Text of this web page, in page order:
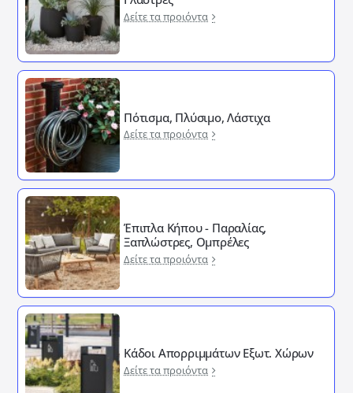
Δείτε τα προιόντα
Πότισμα, Πλύσιμο, Λάστιχα
Δείτε τα προιόντα
Έπιπλα Κήπου - Παραλίας,
Ξαπλώστρες, Ομπρέλες
Δείτε τα προιόντα
Κάδοι Απορριμμάτων Εξωτ. Χώρων
Δείτε τα προιόντα